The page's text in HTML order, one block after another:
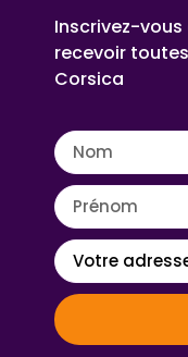
Inscrivez-
recevoir
Corsica